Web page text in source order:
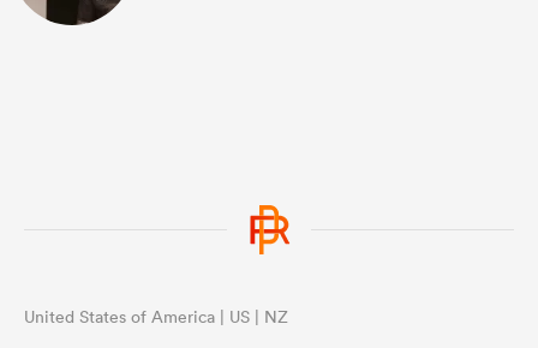
United States of America | US | NZ